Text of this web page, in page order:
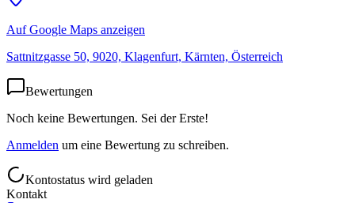
Auf Google Maps anzeigen
Sattnitzgasse 50, 9020, Klagenfurt, Kärnten, Österreich
Bewertungen
Noch keine Bewertungen. Sei der Erste!
Anmelden um eine Bewertung zu schreiben.
Kontostatus wird geladen
Kontakt